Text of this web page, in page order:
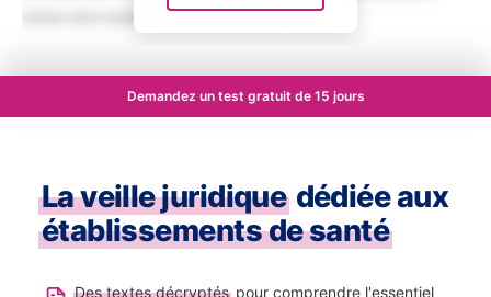
eaque ipsa quae ab illo inventore veritatis.
Demandez un test gratuit de 15 jours
La veille juridique dédiée aux
établissements de santé
Des textes décryptéspour comprendre l'essentiel